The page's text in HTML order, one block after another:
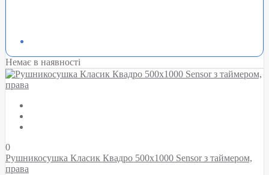
Немає в наявності
0
Рушникосушка Класик Квадро 500х1000 Sensor з таймером,
права